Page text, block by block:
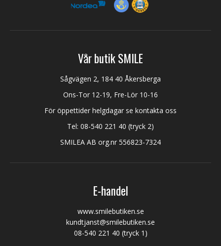
Vår butik SMILE
Sågvägen 2, 184 40 Åkersberga
Ons-Tor 12-19, Fre-Lör 10-16
För öppettider helgdagar se kontakta oss
Tel: 08-540 221 40 (tryck 2)
SMILEA AB org.nr 556823-7324
E-handel
www.smilebutiken.se
kundtjanst@smilebutiken.se
08-540 221 40 (tryck 1)